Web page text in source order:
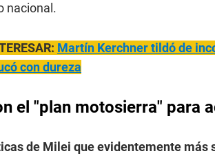
nacional.
Martín Kerchner tildó de
con dureza
el "plan motosierra" para
de Milei que evidentemente más